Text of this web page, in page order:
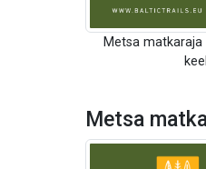
Metsa
Metsa